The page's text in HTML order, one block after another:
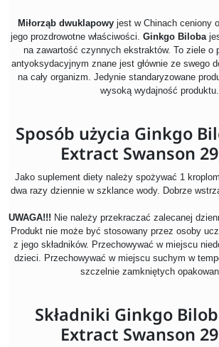
Miłorząb dwuklapowy jest w Chinach ceniony
jego prozdrowotne właściwości. Ginkgo Biloba
na zawartość czynnych ekstraktów. To ziele o
antyoksydacyjnym znane jest głównie ze swego
na cały organizm. Jedynie standaryzowane
wysoką wydajność produktu.
Sposób użycia Ginkgo
Extract Swanson
Jako suplement diety należy spożywać 1
dwa razy dziennie w szklance wody. Dobrze
UWAGA!!! Nie należy przekraczać zalecanej
Produkt nie może być stosowany przez osoby
z jego składników. Przechowywać w miejscu
dzieci. Przechowywać w miejscu suchym w
szczelnie zamkniętych
Składniki Ginkgo
Extract Swanson